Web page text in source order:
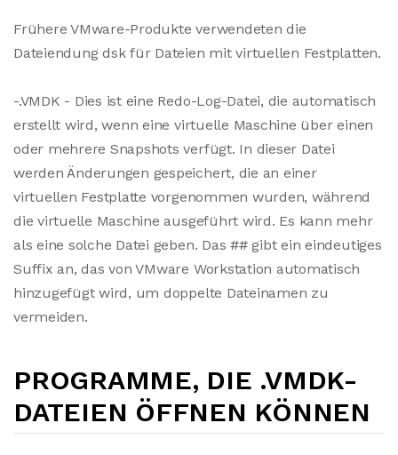
Frühere VMware-Produkte verwendeten die
Dateiendung dsk für Dateien mit virtuellen Festplatten.
-.VMDK - Dies ist eine Redo-Log-Datei, die automatisch
erstellt wird, wenn eine virtuelle Maschine über einen
oder mehrere Snapshots verfügt. In dieser Datei
werden Änderungen gespeichert, die an einer
virtuellen Festplatte vorgenommen wurden, während
die virtuelle Maschine ausgeführt wird. Es kann mehr
als eine solche Datei geben. Das ## gibt ein eindeutiges
Suffix an, das von VMware Workstation automatisch
hinzugefügt wird, um doppelte Dateinamen zu
vermeiden.
PROGRAMME, DIE .VMDK-
DATEIEN ÖFFNEN KÖNNEN